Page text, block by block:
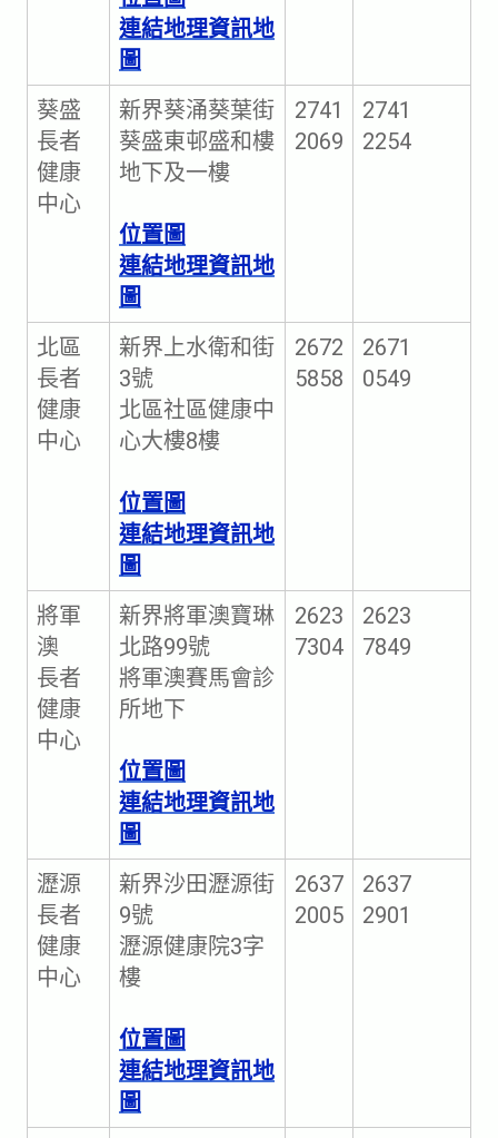
連結地理資訊地
圖
葵盛
長者
健康
中心
新界葵涌葵葉街
葵盛東邨盛和樓
地下及一樓
位置圖
連結地理資訊地
圖
2741
2069
2741
2254
北區
長者
健康
中心
新界上水衛和街
3號
北區社區健康中
心大樓8樓
位置圖
連結地理資訊地
圖
2672
5858
2671
0549
將軍
澳
長者
健康
中心
新界將軍澳寶琳
北路99號
將軍澳賽馬會診
所地下
位置圖
連結地理資訊地
圖
2623
7304
2623
7849
瀝源
長者
健康
中心
新界沙田瀝源街
9號
瀝源健康院3字
樓
位置圖
連結地理資訊地
圖
2637
2005
2637
2901